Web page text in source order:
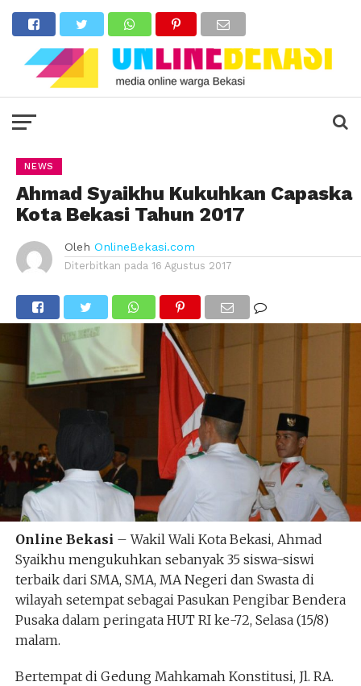
NEWS
Ahmad Syaikhu Kukuhkan Capaska
Kota Bekasi Tahun 2017
Oleh OnlineBekasi.com
Diterbitkan pada 16 Agustus 2017
Online Bekasi – Wakil Wali Kota Bekasi, Ahmad
Syaikhu mengukuhkan sebanyak 35 siswa-siswi
terbaik dari SMA, SMA, MA Negeri dan Swasta di
wilayah setempat sebagai Pasukan Pengibar Bendera
Pusaka dalam peringata HUT RI ke-72, Selasa (15/8)
malam.
Bertempat di Gedung Mahkamah Konstitusi, Jl. RA.